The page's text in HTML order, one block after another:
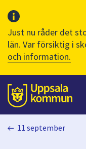
Just nu råder det
län. Var försiktig i
och information.
Till sidans
huvudinnehåll
11 september